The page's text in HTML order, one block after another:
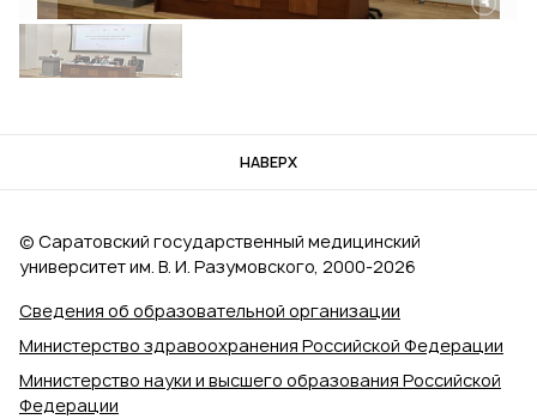
НАВЕРХ
Сведения об образовательной организации
Министерство здравоохранения Российской Федерации
Министерство науки и высшего образования Российской
Федерации
© Саратовский государственный медицинский
университет им. В. И. Разумовского, 2000‑2026